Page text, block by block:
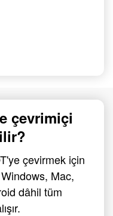
çevrimiçi
çevirmek için
Mac,
dâhil tüm